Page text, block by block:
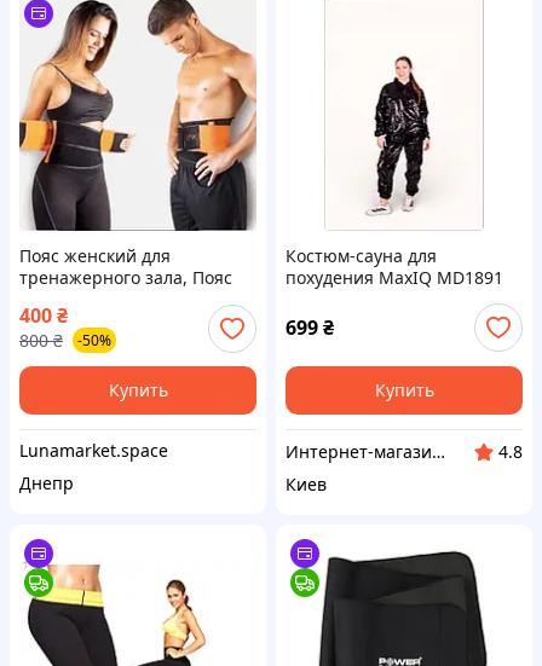
Пояс женский для
тренажерного зала, Пояс
Утягивающий пояс для
спорта, Пояс для похудения
живота и боков, QLL
400₴
800 ₴ -50%
Купить
Lunamarket.space
Днепр
Костюм-сауна для
похудения MaxIQ MD1891
(69baa6acff2c128e050977f8),
905H180E0
699₴
Купить
Интернет-магазин RedShift.com.ua
4.8
Киев